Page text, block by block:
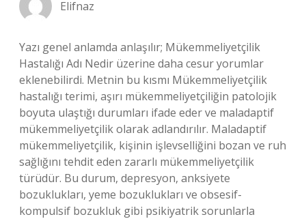
Elifnaz
Yazı genel anlamda anlaşılır; Mükemmeliyetçilik
Hastalığı Adı Nedir üzerine daha cesur yorumlar
eklenebilirdi. Metnin bu kısmı Mükemmeliyetçilik
hastalığı terimi, aşırı mükemmeliyetçiliğin patolojik
boyuta ulaştığı durumları ifade eder ve maladaptif
mükemmeliyetçilik olarak adlandırılır. Maladaptif
mükemmeliyetçilik, kişinin işlevselliğini bozan ve ruh
sağlığını tehdit eden zararlı mükemmeliyetçilik
türüdür. Bu durum, depresyon, anksiyete
bozuklukları, yeme bozuklukları ve obsesif-
kompulsif bozukluk gibi psikiyatrik sorunlarla